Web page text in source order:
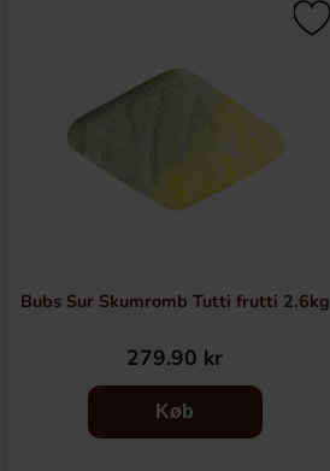
Bubs Sur Skumromb Tutti frutti 2.6kg
279.90 kr
Køb